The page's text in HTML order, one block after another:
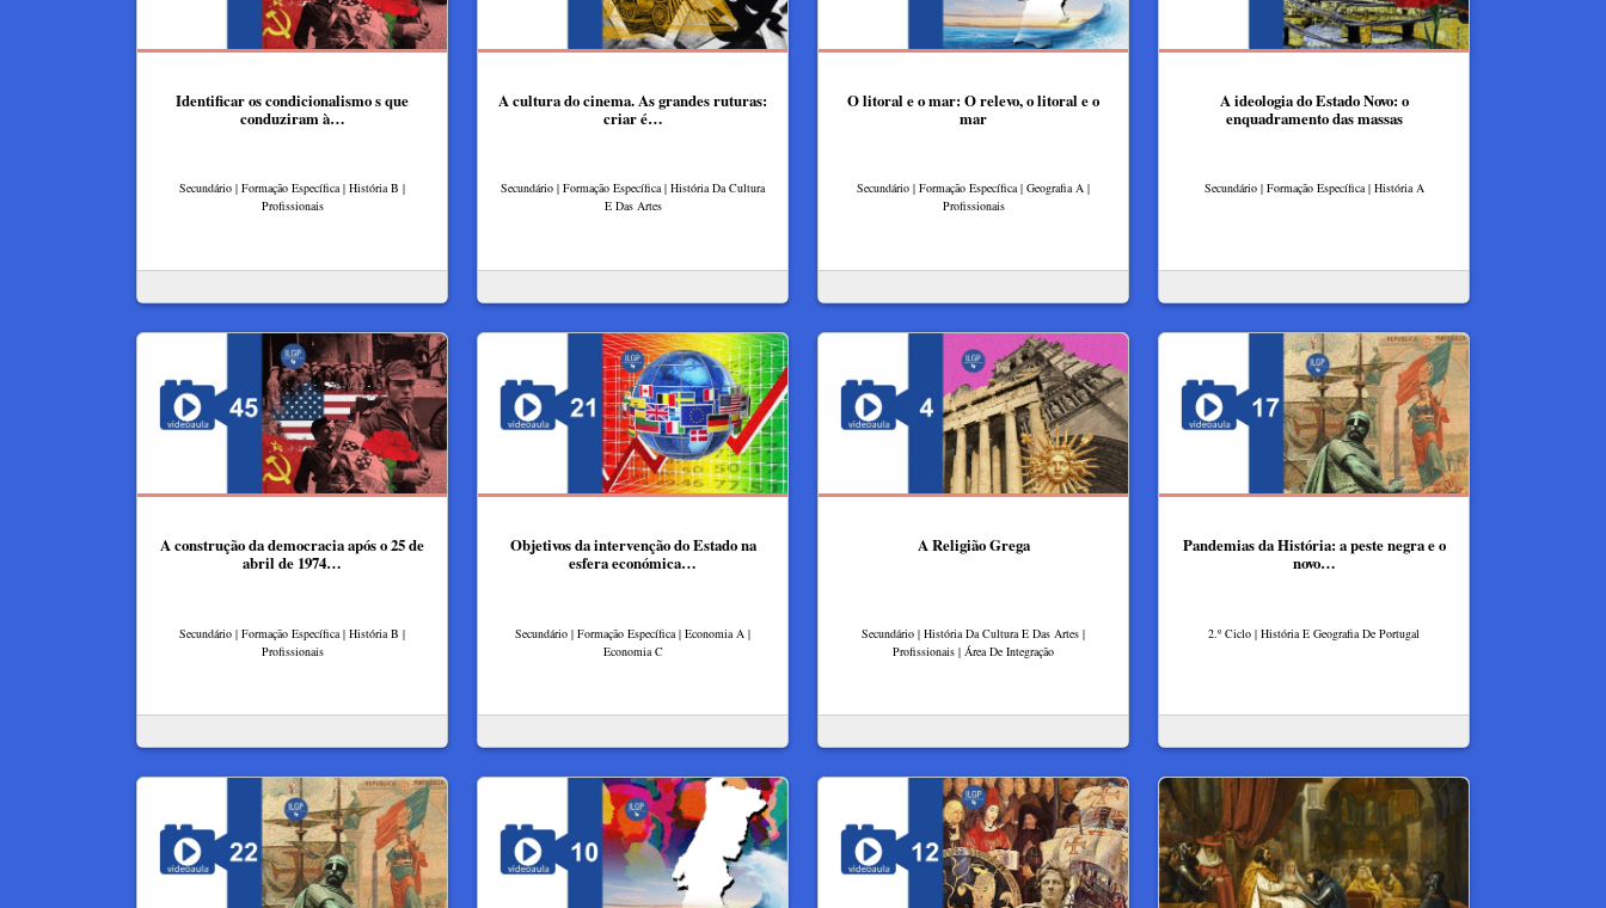
Identificar os condicionalismo s que
conduziram à…
Secundário | Formação Específica | História B |
Profissionais
A cultura do cinema. As grandes ruturas:
criar é…
Secundário | Formação Específica | História Da Cultura
E Das Artes
O litoral e o mar: O relevo, o litoral e o
mar
Secundário | Formação Específica | Geografia A |
Profissionais
A ideologia do Estado Novo: o
enquadramento das massas
Secundário | Formação Específica | História A
A construção da democracia após o 25 de
abril de 1974…
Secundário | Formação Específica | História B |
Profissionais
Objetivos da intervenção do Estado na
esfera económica…
Secundário | Formação Específica | Economia A |
Economia C
A Religião Grega
Secundário | História Da Cultura E Das Artes |
Profissionais | Área De Integração
Pandemias da História: a peste negra e o
novo…
2.º Ciclo | História E Geografia De Portugal